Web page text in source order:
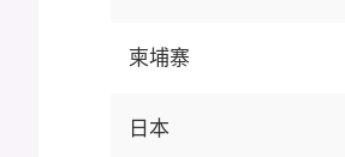
柬埔寨
日本